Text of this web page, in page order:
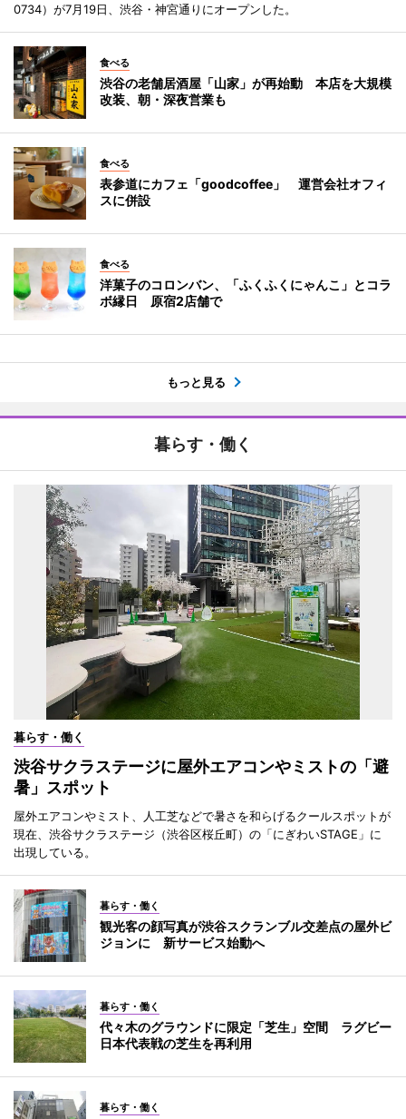
0734）が7月19日、渋谷・神宮通りにオープンした。
食べる
渋谷の老舗居酒屋「山家」が再始動 本店を大規模
改装、朝・深夜営業も
食べる
表参道にカフェ「goodcoffee」 運営会社オフィ
スに併設
食べる
洋菓子のコロンバン、「ふくふくにゃんこ」とコラ
ボ縁日 原宿2店舗で
もっと見る
暮らす・働く
暮らす・働く
渋谷サクラステージに屋外エアコンやミストの「避
暑」スポット
屋外エアコンやミスト、人工芝などで暑さを和らげるクールスポットが
現在、渋谷サクラステージ（渋谷区桜丘町）の「にぎわいSTAGE」に
出現している。
暮らす・働く
観光客の顔写真が渋谷スクランブル交差点の屋外ビ
ジョンに 新サービス始動へ
暮らす・働く
代々木のグラウンドに限定「芝生」空間 ラグビー
日本代表戦の芝生を再利用
暮らす・働く